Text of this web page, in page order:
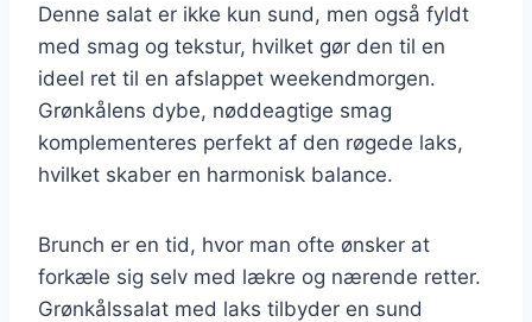
Denne salat er ikke kun sund, men også fyldt
med smag og tekstur, hvilket gør den til en
ideel ret til en afslappet weekendmorgen.
Grønkålens dybe, nøddeagtige smag
komplementeres perfekt af den røgede laks,
hvilket skaber en harmonisk balance.
Brunch er en tid, hvor man ofte ønsker at
forkæle sig selv med lækre og nærende retter.
Grønkålssalat med laks tilbyder en sund